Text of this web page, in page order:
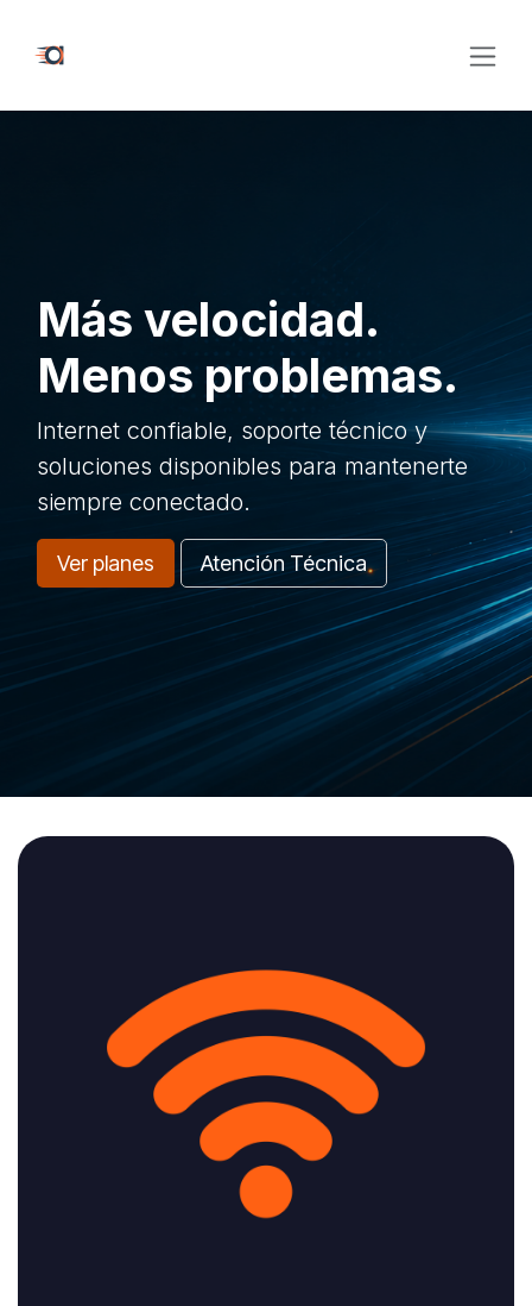
Más velocidad.
Menos problemas.
Internet confiable, soporte técnico y
soluciones disponibles para mantenerte
siempre conectado.
Ver planes Atención Técnica